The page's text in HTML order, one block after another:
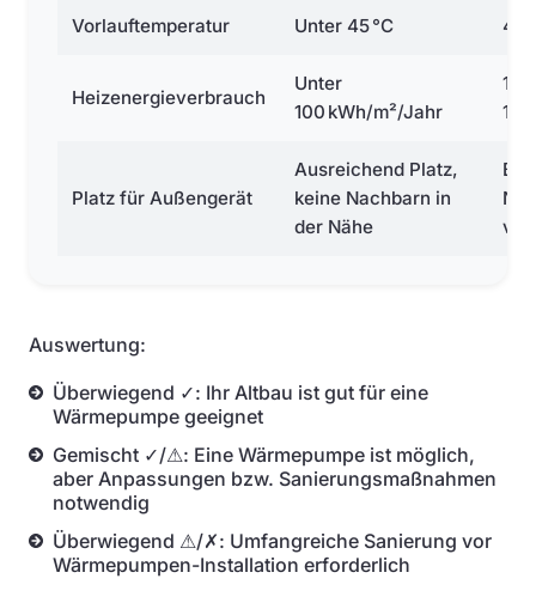
Vorlauftemperatur Unter 45 °C
Heizenergieverbrauch
Unter
100 kWh/m²/Jahr
Platz für Außengerät
Ausreichend Platz,
keine Nachbarn in
der Nähe
Auswertung:
Überwiegend ✓: Ihr Altbau ist gut für eine
Wärmepumpe geeignet
Gemischt ✓/⚠: Eine Wärmepumpe ist möglich,
aber Anpassungen bzw. Sanierungsmaßnahmen
notwendig
Überwiegend ⚠/✗: Umfangreiche Sanierung vor
Wärmepumpen-Installation erforderlich